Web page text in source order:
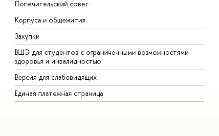
Попечительский совет
Корпуса и общежития
Закупки
ВШЭ для студентов с ограниченными возможностями
здоровья и инвалидностью
Версия для слабовидящих
Единая платежная страница